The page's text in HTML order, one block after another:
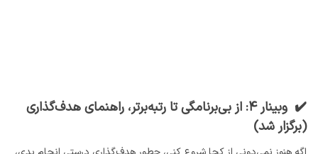
✔️ وبینار ۴: از بی‌برنامگی تا رتبه‌برتر، راهنمای هدف‌گذاری
(برگزار شد)